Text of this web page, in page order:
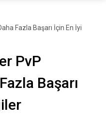
Fazla Başarı İçin En İyi
PvP
Başarı